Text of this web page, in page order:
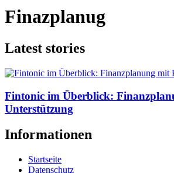
Finazplanug
Latest stories
Fintonic im Überblick:
Unterstützung
Informationen
Startseite
Datenschutz